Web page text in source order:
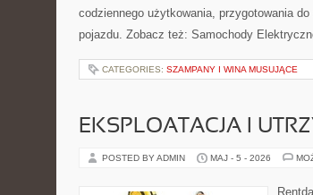
codziennego użytkowania, przygotowania
pojazdu. Zobacz też: Samochody
CATEGORIES: SZAMPANY I WINA MUSUJĄCE
EKSPLOATACJA I
POSTED BY ADMIN MAJ - 5 - 2026